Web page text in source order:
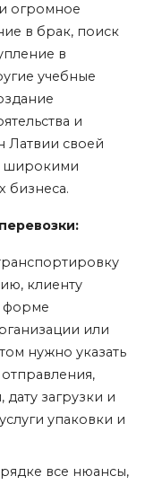
огромное
в брак, поиск
в
учебные
и
Латвии своей
широкими
бизнеса.
клиенту
форме
или
нужно указать
загрузки и
упаковки и
все нюансы,